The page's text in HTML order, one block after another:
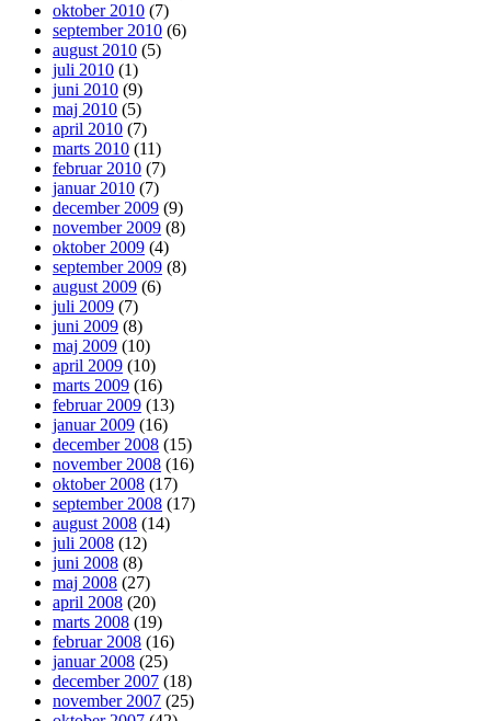
oktober 2010 (7)
september 2010 (6)
august 2010 (5)
juli 2010 (1)
juni 2010 (9)
maj 2010 (5)
april 2010 (7)
marts 2010 (11)
februar 2010 (7)
januar 2010 (7)
december 2009 (9)
november 2009 (8)
oktober 2009 (4)
september 2009 (8)
august 2009 (6)
juli 2009 (7)
juni 2009 (8)
maj 2009 (10)
april 2009 (10)
marts 2009 (16)
februar 2009 (13)
januar 2009 (16)
december 2008 (15)
november 2008 (16)
oktober 2008 (17)
september 2008 (17)
august 2008 (14)
juli 2008 (12)
juni 2008 (8)
maj 2008 (27)
april 2008 (20)
marts 2008 (19)
februar 2008 (16)
januar 2008 (25)
december 2007 (18)
november 2007 (25)